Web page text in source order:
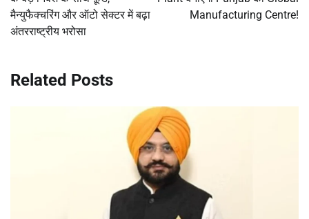
मैन्युफैक्चरिंग और ऑटो सेक्टर में बढ़ा
अंतरराष्ट्रीय भरोसा
Manufacturing Centre!
Related Posts